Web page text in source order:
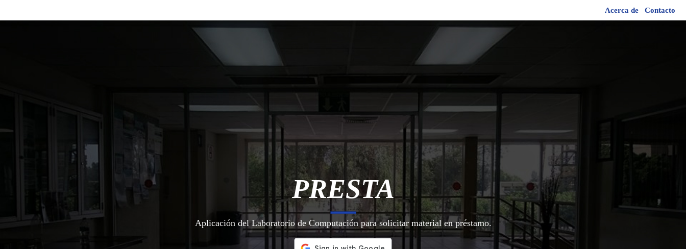
Acerca de Contacto
PRESTA
Aplicación del Laboratorio de Computación para solicitar material en préstamo.